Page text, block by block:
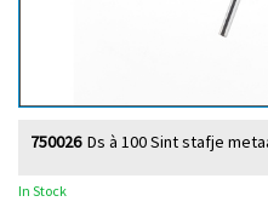
Ds à 100 Sint stafje
750026
In Stock